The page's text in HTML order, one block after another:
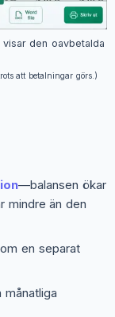
den oavbetalda
att betalningar görs.)
—balansen ökar
mindre än den
en separat